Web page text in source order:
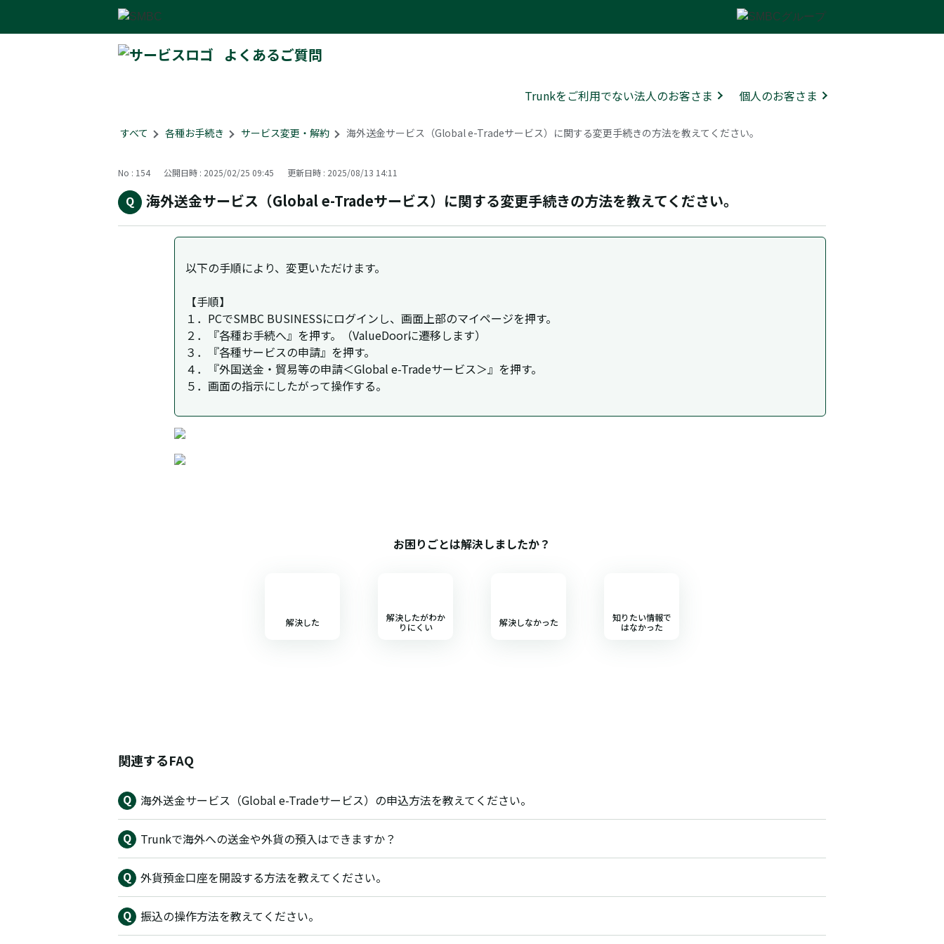
よくあるご質問
Trunkをご利用でない法人のお客さま 個人のお客さま
すべて > 各種お手続き > サービス変更・解約 > 海外送金サービス（Global e-Tradeサービス）に関する変更手続きの方法を教えてください。
No : 154 公開日時 : 2025/02/25 09:45 更新日時 : 2025/08/13 14:11
海外送金サービス（Global e-Tradeサービス）に関する変更手続きの方法を教えてください。
以下の手順により、変更いただけます。
【手順】
１．PCでSMBC BUSINESSにログインし、画面上部のマイページを押す。
２．『各種お手続へ』を押す。（ValueDoorに遷移します）
３．『各種サービスの申請』を押す。
４．『外国送金・貿易等の申請＜Global e-Tradeサービス＞』を押す。
５．画面の指示にしたがって操作する。
お困りごとは解決しましたか？
解決した
解決したがわか
りにくい
解決しなかった
知りたい情報で
はなかった
関連するFAQ
海外送金サービス（Global e-Tradeサービス）の申込方法を教えてください。
Trunkで海外への送金や外貨の預入はできますか？
外貨預金口座を開設する方法を教えてください。
振込の操作方法を教えてください。